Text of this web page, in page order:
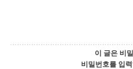
이 글은 비
비밀번호를 입